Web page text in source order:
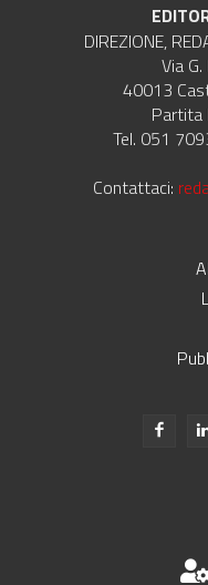
DIREZIONE,
Via
40013
Partita
Tel. 051
Contattaci: